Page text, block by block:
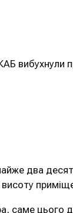
вибухнули
два
саме цього